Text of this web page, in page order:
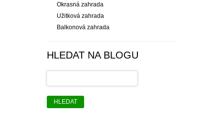
Okrasná zahrada
Užitková zahrada
Balkonová zahrada
HLEDAT NA BLOGU
HLEDAT